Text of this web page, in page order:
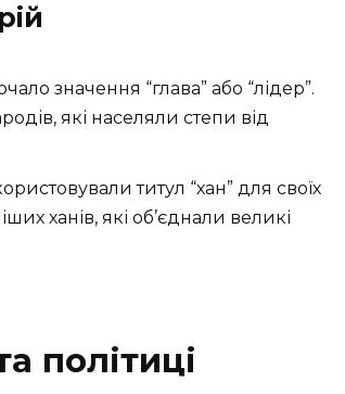
значення “глава” або “лідер”.
які населяли степи від
титул “хан” для своїх
ханів, які об’єднали великі
політиці